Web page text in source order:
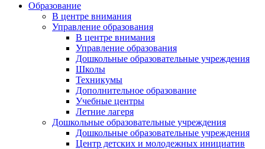
Образование
В центре внимания
Управление образования
В центре внимания
Управление образования
Дошкольные образовательные учреждения
Школы
Техникумы
Дополнительное образование
Учебные центры
Летние лагеря
Дошкольные образовательные учреждения
Дошкольные образовательные учреждения
Центр детских и молодежных инициатив